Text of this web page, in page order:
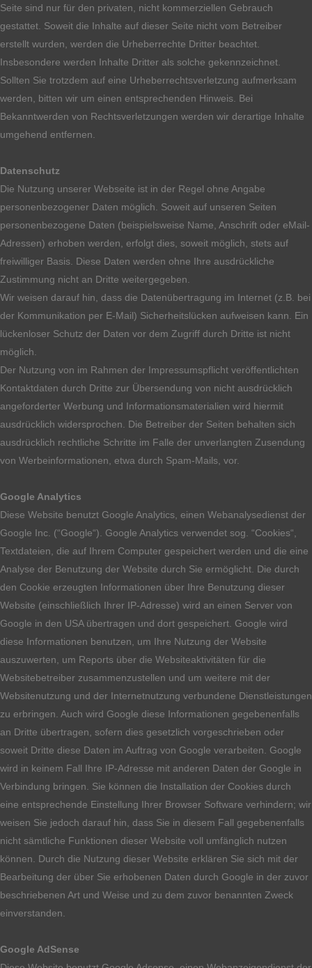
Seite sind nur für den privaten, nicht kommerziellen Gebrauch
gestattet. Soweit die Inhalte auf dieser Seite nicht vom Betreiber
erstellt wurden, werden die Urheberrechte Dritter beachtet.
Insbesondere werden Inhalte Dritter als solche gekennzeichnet.
Sollten Sie trotzdem auf eine Urheberrechtsverletzung aufmerksam
werden, bitten wir um einen entsprechenden Hinweis. Bei
Bekanntwerden von Rechtsverletzungen werden wir derartige Inhalte
umgehend entfernen.
Datenschutz
Die Nutzung unserer Webseite ist in der Regel ohne Angabe
personenbezogener Daten möglich. Soweit auf unseren Seiten
personenbezogene Daten (beispielsweise Name, Anschrift oder eMail-
Adressen) erhoben werden, erfolgt dies, soweit möglich, stets auf
freiwilliger Basis. Diese Daten werden ohne Ihre ausdrückliche
Zustimmung nicht an Dritte weitergegeben.
Wir weisen darauf hin, dass die Datenübertragung im Internet (z.B. bei
der Kommunikation per E-Mail) Sicherheitslücken aufweisen kann. Ein
lückenloser Schutz der Daten vor dem Zugriff durch Dritte ist nicht
möglich.
Der Nutzung von im Rahmen der Impressumspflicht veröffentlichten
Kontaktdaten durch Dritte zur Übersendung von nicht ausdrücklich
angeforderter Werbung und Informationsmaterialien wird hiermit
ausdrücklich widersprochen. Die Betreiber der Seiten behalten sich
ausdrücklich rechtliche Schritte im Falle der unverlangten Zusendung
von Werbeinformationen, etwa durch Spam-Mails, vor.
Google Analytics
Diese Website benutzt Google Analytics, einen Webanalysedienst der
Google Inc. (“Google“). Google Analytics verwendet sog. “Cookies“,
Textdateien, die auf Ihrem Computer gespeichert werden und die eine
Analyse der Benutzung der Website durch Sie ermöglicht. Die durch
den Cookie erzeugten Informationen über Ihre Benutzung dieser
Website (einschließlich Ihrer IP-Adresse) wird an einen Server von
Google in den USA übertragen und dort gespeichert. Google wird
diese Informationen benutzen, um Ihre Nutzung der Website
auszuwerten, um Reports über die Websiteaktivitäten für die
Websitebetreiber zusammenzustellen und um weitere mit der
Websitenutzung und der Internetnutzung verbundene Dienstleistungen
zu erbringen. Auch wird Google diese Informationen gegebenenfalls
an Dritte übertragen, sofern dies gesetzlich vorgeschrieben oder
soweit Dritte diese Daten im Auftrag von Google verarbeiten. Google
wird in keinem Fall Ihre IP-Adresse mit anderen Daten der Google in
Verbindung bringen. Sie können die Installation der Cookies durch
eine entsprechende Einstellung Ihrer Browser Software verhindern; wir
weisen Sie jedoch darauf hin, dass Sie in diesem Fall gegebenenfalls
nicht sämtliche Funktionen dieser Website voll umfänglich nutzen
können. Durch die Nutzung dieser Website erklären Sie sich mit der
Bearbeitung der über Sie erhobenen Daten durch Google in der zuvor
beschriebenen Art und Weise und zu dem zuvor benannten Zweck
einverstanden.
Google AdSense